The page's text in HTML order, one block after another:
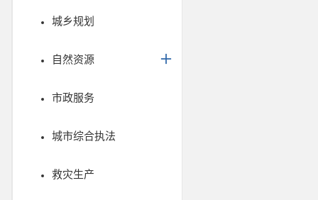
城乡规划
自然资源
市政服务
城市综合执法
救灾生产